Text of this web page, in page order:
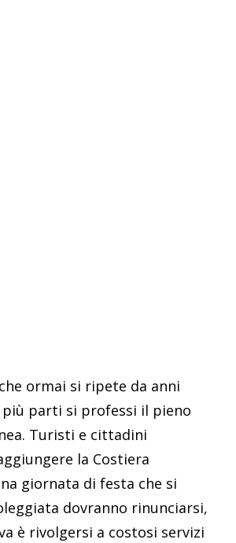
ormai si ripete da anni
parti si professi il pieno
Turisti e cittadini
la Costiera
giornata di festa che si
dovranno rinunciarsi,
è rivolgersi a costosi servizi